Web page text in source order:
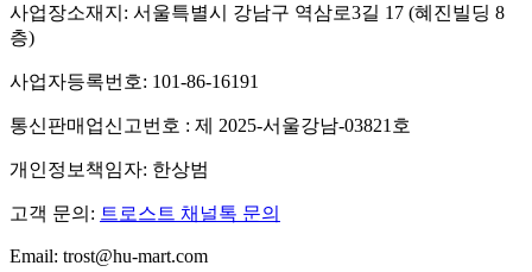
사업장소재지: 서울특별시 강남구 역삼로3길 17 (혜진빌딩 8
층)
사업자등록번호: 101-86-16191
통신판매업신고번호 : 제 2025-서울강남-03821호
개인정보책임자: 한상범
고객 문의: 트로스트 채널톡 문의
Email: trost@hu-mart.com